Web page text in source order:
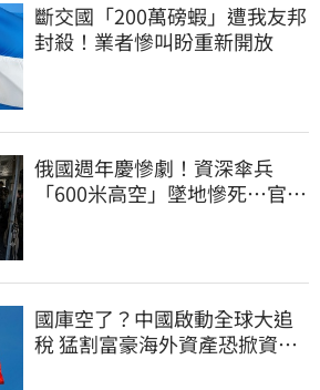
斷交國「200萬磅蝦」遭我友邦
封殺！業者慘叫盼重新開放
俄國週年慶慘劇！資深傘兵
「600米高空」墜地慘死…官方
國庫空了？中國啟動全球大追
稅 猛割富豪海外資產恐掀資金